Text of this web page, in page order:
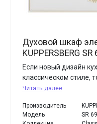
Духовой шкаф
KUPPERSBERG
Если новый дизайн
классическом стиле,
Читать далее
Производитель
Модель
SR